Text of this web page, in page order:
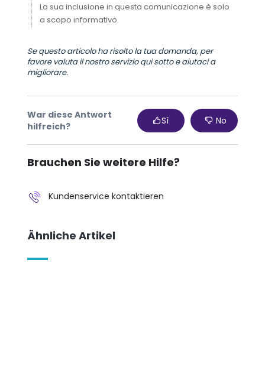
La sua inclusione in questa comunicazione è solo
a scopo informativo.
Se questo articolo ha risolto la tua domanda, per
favore valuta il nostro servizio qui sotto e aiutaci a
migliorare.
War diese Antwort
hilfreich?
Sì No
Brauchen Sie weitere Hilfe?
Kundenservice kontaktieren
Ähnliche Artikel